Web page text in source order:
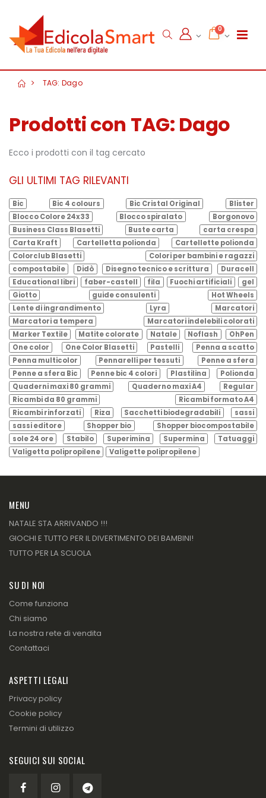
0
TAG: Dago
Prodotti con TAG: Dago
Ecco i prodotti con il tag cercato
GLI ULTIMI TAG RILEVANTI
Bic Bic 4 colours Bic Cristal Original
Blister
Blocco Colore 24x33
Blocco spiralato
Borgonovo
Business Class Blasetti
Buste carta
carta crespa
Carta Kraft
Cartelletta polionda
Cartellette polionda
Colorclub Blasetti
Colori per bambini e ragazzi
compostabile
Didò Disegno tecnico e scrittura
Duracell
Educational libri
faber-castell fila Fuochi artificiali
gel
Giotto
guide consulenti
Hot Wheels
Lente di ingrandimento
Lyra
Marcatori
Marcatori a tempera
Marcatori indelebili colorati
Marker Textile
Matite colorate Natale Noflash
OhPen
One color
One Color Blasetti Pastelli
Penna a scatto
Penna multicolor
Pennarelli per tessuti
Penne a sfera
Penne a sfera Bic
Penne bic 4 colori Plastilina
Polionda
Quaderni maxi 80 grammi
Quaderno maxi A4
Regular
Ricambi da 80 grammi
Ricambi formato A4
Ricambi rinforzati
Riza Sacchetti biodegradabili
sassi
sassi editore
Shopper bio
Shopper biocompostabile
sole 24 ore
Stabilo Superimina Supermina
Tatuaggi
Valigetta polipropilene
Valigette polipropilene
MENU
NATALE STA ARRIVANDO !!!
GIOCHI E TUTTO PER IL DIVERTIMENTO DEI BAMBINI!
TUTTO PER LA SCUOLA
SU DI NOI
Come funziona
Chi siamo
La nostra rete di vendita
Contattaci
ASPETTI LEGALI
Privacy policy
Cookie policy
Termini di utilizzo
SEGUICI SUI SOCIAL